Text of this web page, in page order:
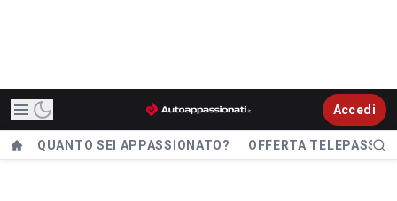
Accedi
QUANTO SEI APPASSIONATO? OFFERTA TELEPASS